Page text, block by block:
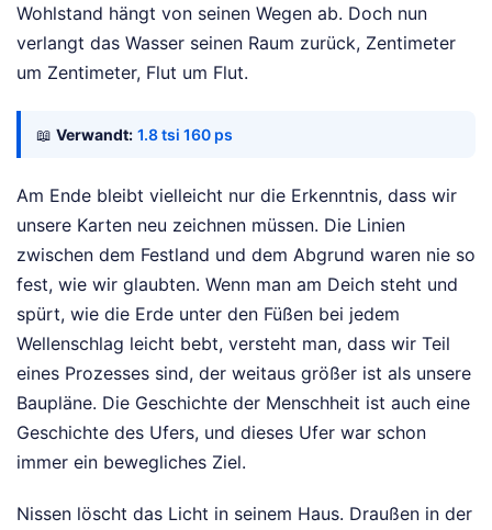
Wohlstand hängt von seinen Wegen ab. Doch nun
verlangt das Wasser seinen Raum zurück, Zentimeter
um Zentimeter, Flut um Flut.
📖 Verwandt: 1.8 tsi 160 ps
Am Ende bleibt vielleicht nur die Erkenntnis, dass wir
unsere Karten neu zeichnen müssen. Die Linien
zwischen dem Festland und dem Abgrund waren nie so
fest, wie wir glaubten. Wenn man am Deich steht und
spürt, wie die Erde unter den Füßen bei jedem
Wellenschlag leicht bebt, versteht man, dass wir Teil
eines Prozesses sind, der weitaus größer ist als unsere
Baupläne. Die Geschichte der Menschheit ist auch eine
Geschichte des Ufers, und dieses Ufer war schon
immer ein bewegliches Ziel.
Nissen löscht das Licht in seinem Haus. Draußen in der